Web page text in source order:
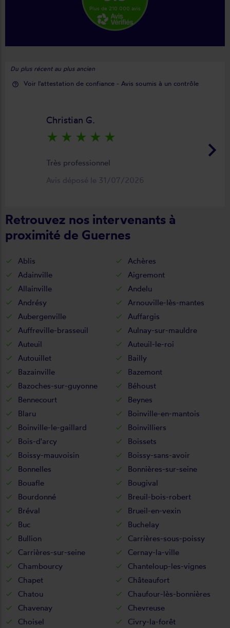
Plus de 210 000 avis
Du plus récent au plus ancien
help_outline Voir l'attestation de confiance - Avis soumis à un contrôle
keyboard_arrow_right
Christian G.
star_rate star_rate star_rate star_rate star_rate
Très professionnel
Avis déposé le 31/07/2026
Retrouvez nos intervenants à
proximité de Guernes
Ablis
Achères
Adainville
Aigremont
Allainville
Andelu
Andrésy
Arnouville-lès-mantes
Aubergenville
Auffargis
Auffreville-brasseuil
Aulnay-sur-mauldre
Auteuil
Auteuil-le-roi
Autouillet
Bailly
Bazainville
Bazemont
Bazoches-sur-guyonne
Béhoust
Bennecourt
Beynes
Blaru
Boinville-en-mantois
Boinville-le-gaillard
Boinvilliers
Bois-d'arcy
Boissets
Boissy-mauvoisin
Boissy-sans-avoir
Bonnelles
Bonnières-sur-seine
Bouafle
Bougival
Bourdonné
Breuil-bois-robert
Bréval
Brueil-en-vexin
Buc
Buchelay
Bullion
Carrières-sous-poissy
Carrières-sur-seine
Cernay-la-ville
Chambourcy
Chanteloup-les-vignes
Chapet
Châteaufort
Chatou
Chaufour-lès-bonnières
Chavenay
Chevreuse
Choisel
Civry-la-forêt